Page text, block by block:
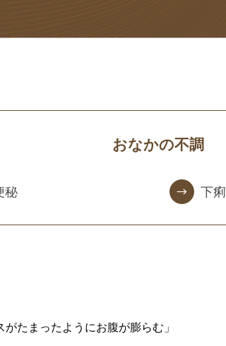
おなかの不調
秘 下痢
たまったようにお腹が膨らむ」